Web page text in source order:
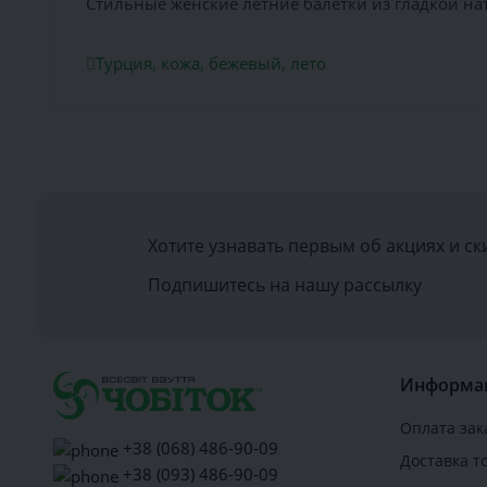
Турция, кожа, бежевый, лето
Хотите узнавать первым об акциях и
Подпишитесь на нашу рассылку
+38 (068) 486-90-09
+38 (093) 486-90-09
Оплата
Доставка